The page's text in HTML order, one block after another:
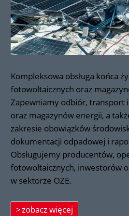
Kompleksowa obsługa końca
fotowoltaicznych oraz
Zapewniamy odbiór, transport
oraz magazynów energii, a
zakresie obowiązków
dokumentacji odpadowej i
Obsługujemy producentów,
fotowoltaicznych, inwestorów
w sektorze OZE.
zobacz więcej